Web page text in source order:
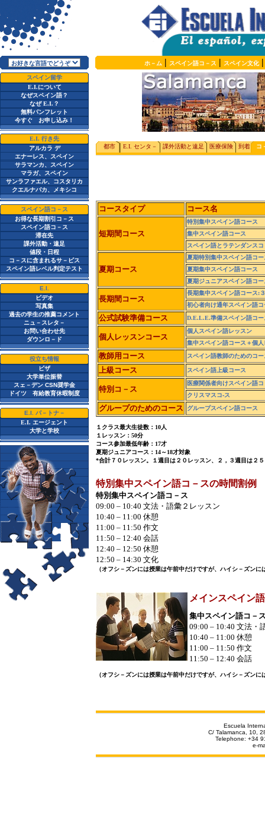
ホ－ム | スペイン語コ－ス | スペイン文化
スペイン留学
E.I.について
なぜスペイン語？
なぜE.I. ？
無料パンフレット
今すぐ お申し込み！
E.I. 行き先
アルカラ デ
エナーレス、スペイン
サラマンカ、スペイン
マラガ、スペイン
サンラファエル、コスタリカ
クエルナバカ、メキシコ
スペイン語コ－ス
お得な長期割引コ－ス
スペイン語コ－ス
滞在先
課外活動・遠足
値段・日程
コ－スに含まれるサ－ビス
スペイン語レベル判定テスト
E.I.
ビデオ
写真集
過去の学生の推薦コメント
ニュ－スレタ－
お問い合わせ先
ダウンロ－ド
役立ち情報
ビザ
大学単位振替
スェ－デン CSN奨学金
ドイツ 有給教育休暇制度
E.I. パ－トナ－
E.I. エージェント
大学と学校
都市 E.I. センタ－ 課外活動と遠足 医療保険 到着 コ
コースタイプ コース名
短期間コース
特別集中スペイン語コース
集中スペイン語コース
スペイン語とラテンダンスコ
夏期コース
夏期特別集中スペイン語コー
夏期集中スペイン語コース
夏期ジュニアスペイン語コー
長期間コース
長期集中スペイン語コース:
初心者向け通年スペイン語コ
公式試験準備コース D.E.L.E.準備スペイン語コー
個人レッスンコース
個人スペイン語レッスン
集中スペイン語コース＋個
教師用コース スペイン語教師のためのコー
上級コース スペイン語上級コース
特別コ－ス
医療関係者向けスペイン語コ
クリスマスコ-ス
グループのためのコース グループスペイン語コース
１クラス最大生徒数： 10人
１レッスン： 50分
コース参加最低年齢： 17才
夏期ジュニアコース： 14～18才対象
*合計７０レッスン。１週目は２０レッスン、２，３週目は２
特別集中スペイン語コ－スの時間割例
特別集中スペイン語コ－ス
09:00 – 10:40 文法・語彙 ２レッスン
10:40 – 11:00 休憩
11:00 – 11:50 作文
11:50 – 12:40 会話
12:40 – 12:50 休憩
12:50 – 14:30 文化
（オフシ－ズンには授業は午前中だけですが、ハイシ－ズン
メインスペイン
集中スペイン語コ－
09:00 – 10:40 文法・
10:40 – 11:00 休憩
11:00 – 11:50 作文
11:50 – 12:40 会話
（オフシ－ズンには授業は午前中だけですが、ハイシ－ズン
Escuela
C/ Talamanca, 10,
Telephone: +34
e-